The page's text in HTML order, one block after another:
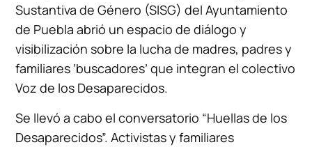
Sustantiva de Género (SISG) del Ayuntamiento
de Puebla abrió un espacio de diálogo y
visibilización sobre la lucha de madres, padres y
familiares ‘buscadores’ que integran el colectivo
Voz de los Desaparecidos.
Se llevó a cabo el conversatorio “Huellas de los
Desaparecidos”. Activistas y familiares